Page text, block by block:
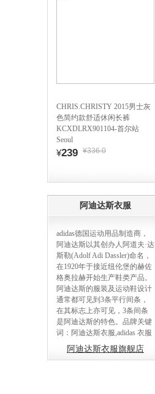
CHRIS.CHRISTY 2015男士灰
色简约款舒适休闲长裤
KCXDLRX901104-首尔站
Seoul
¥239 ¥336.0
阿迪达斯衣服
adidas德国运动用品制造商，
阿迪达斯以其创办人阿道夫·达
斯勒(Adolf Adi Dassler)命名，
在1920年于接近纽伦堡的赫佐
格奥拉赫开始生产鞋类产品。
阿迪达斯的服装及运动鞋设计
通常都可见到3条平行间条，
在其标志上亦可见，3条间条
是阿迪达斯的特色。品牌关键
词：阿迪达斯衣服,adidas 衣服
阿迪达斯衣服旗舰店